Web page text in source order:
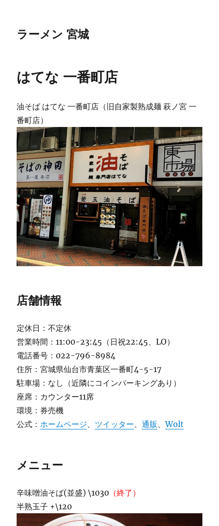
ラーメン 宮城
はてな 一番町店
油そば はてな 一番町店（旧自家製熟成麺 萩ノ宮 一
番町店）
店舗情報
定休日：不定休
営業時間：11:00-23:45（日祝22:45、LO）
電話番号：022-796-8984
住所：宮城県仙台市青葉区一番町4-5-17
駐車場：なし（近隣にコインパーキングあり）
座席：カウンター11席
環境：券売機
公式：ホームページ、 ツイッター、通販 、Wolt
メニュー
辛味噌油そば(並盛) \1030 （終了）
半熟玉子 +\120